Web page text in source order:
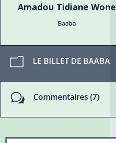
Amadou Tidiane Wone
Baaba
m LE BILLET DE BAABA
w Commentaires (7)